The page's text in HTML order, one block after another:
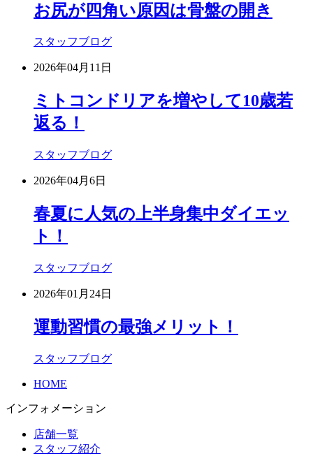
お尻が四角い原因は骨盤の開き
スタッフブログ
2026年04月11日
ミトコンドリアを増やして10歳若
返る！
スタッフブログ
2026年04月6日
春夏に人気の上半身集中ダイエッ
ト！
スタッフブログ
2026年01月24日
運動習慣の最強メリット！
スタッフブログ
HOME
インフォメーション
店舗一覧
スタッフ紹介